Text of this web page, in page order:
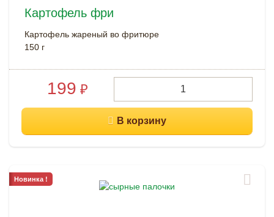
Картофель фри
Картофель жареный во фритюре
150 г
199 ₽
Новинка !